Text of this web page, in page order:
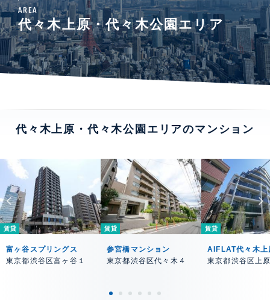
AREA
代々木上原・代々木公園エリア
代々木上原・代々木公園エリアのマンション
賃貸
富ヶ谷スプリングス
東京都渋谷区富ヶ谷１
賃貸
参宮橋マンション
東京都渋谷区代々木４
賃貸
AIFLAT代々木上
東京都渋谷区上